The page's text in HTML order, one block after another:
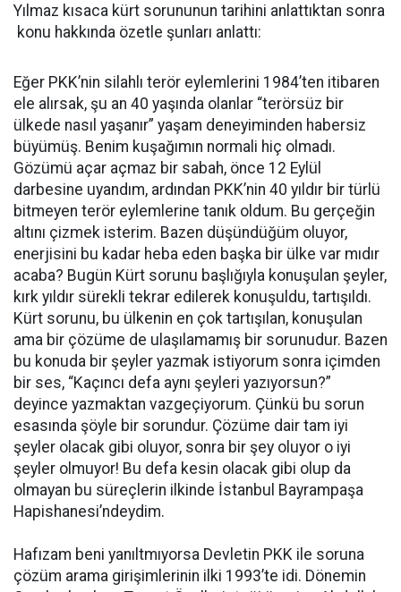
Yılmaz kısaca kürt sorununun tarihini anlattıktan sonra
konu hakkında özetle şunları anlattı:
Eğer PKK’nin silahlı terör eylemlerini 1984’ten itibaren
ele alırsak, şu an 40 yaşında olanlar “terörsüz bir
ülkede nasıl yaşanır” yaşam deneyiminden habersiz
büyümüş. Benim kuşağımın normali hiç olmadı.
Gözümü açar açmaz bir sabah, önce 12 Eylül
darbesine uyandım, ardından PKK’nin 40 yıldır bir türlü
bitmeyen terör eylemlerine tanık oldum. Bu gerçeğin
altını çizmek isterim. Bazen düşündüğüm oluyor,
enerjisini bu kadar heba eden başka bir ülke var mıdır
acaba? Bugün Kürt sorunu başlığıyla konuşulan şeyler,
kırk yıldır sürekli tekrar edilerek konuşuldu, tartışıldı.
Kürt sorunu, bu ülkenin en çok tartışılan, konuşulan
ama bir çözüme de ulaşılamamış bir sorunudur. Bazen
bu konuda bir şeyler yazmak istiyorum sonra içimden
bir ses, “Kaçıncı defa aynı şeyleri yazıyorsun?”
deyince yazmaktan vazgeçiyorum. Çünkü bu sorun
esasında şöyle bir sorundur. Çözüme dair tam iyi
şeyler olacak gibi oluyor, sonra bir şey oluyor o iyi
şeyler olmuyor! Bu defa kesin olacak gibi olup da
olmayan bu süreçlerin ilkinde İstanbul Bayrampaşa
Hapishanesi’ndeydim.
Hafızam beni yanıltmıyorsa Devletin PKK ile soruna
çözüm arama girişimlerinin ilki 1993’te idi. Dönemin